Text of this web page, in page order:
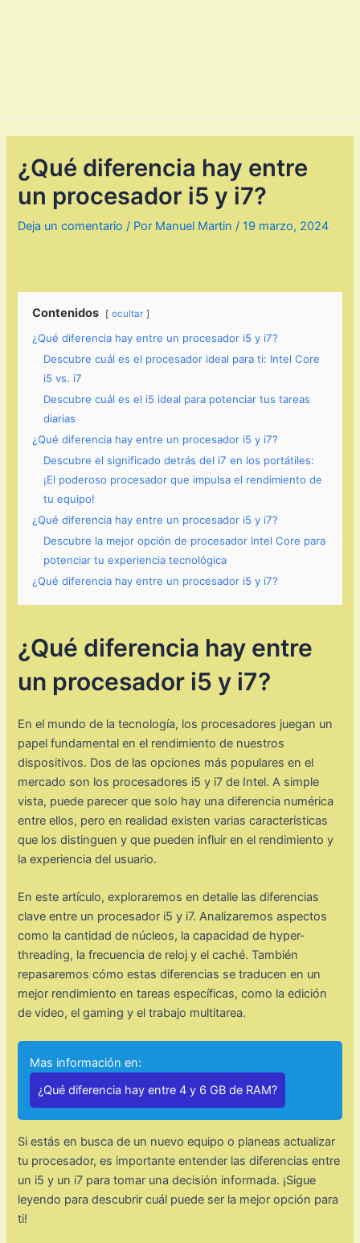
¿Qué diferencia hay entre
un procesador i5 y i7?
Deja un comentario / Por Manuel Martin/19 marzo, 2024
Contenidos ocultar
¿Qué diferencia hay entre un procesador i5 y i7?
Descubre cuál es el procesador ideal para ti: Intel Core
i5 vs. i7
Descubre cuál es el i5 ideal para potenciar tus tareas
diarias
¿Qué diferencia hay entre un procesador i5 y i7?
Descubre el significado detrás del i7 en los portátiles:
¡El poderoso procesador que impulsa el rendimiento de
tu equipo!
¿Qué diferencia hay entre un procesador i5 y i7?
Descubre la mejor opción de procesador Intel Core para
potenciar tu experiencia tecnológica
¿Qué diferencia hay entre un procesador i5 y i7?
¿Qué diferencia hay entre
un procesador i5 y i7?
En el mundo de la tecnología, los procesadores juegan un
papel fundamental en el rendimiento de nuestros
dispositivos. Dos de las opciones más populares en el
mercado son los procesadores i5 y i7 de Intel. A simple
vista, puede parecer que solo hay una diferencia numérica
entre ellos, pero en realidad existen varias características
que los distinguen y que pueden influir en el rendimiento y
la experiencia del usuario.
En este artículo, exploraremos en detalle las diferencias
clave entre un procesador i5 y i7. Analizaremos aspectos
como la cantidad de núcleos, la capacidad de hyper-
threading, la frecuencia de reloj y el caché. También
repasaremos cómo estas diferencias se traducen en un
mejor rendimiento en tareas específicas, como la edición
de video, el gaming y el trabajo multitarea.
Mas información en:
¿Qué diferencia hay entre 4 y 6 GB de RAM?
Si estás en busca de un nuevo equipo o planeas actualizar
tu procesador, es importante entender las diferencias entre
un i5 y un i7 para tomar una decisión informada. ¡Sigue
leyendo para descubrir cuál puede ser la mejor opción para
ti!